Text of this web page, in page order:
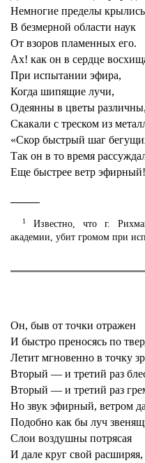
Немногие пределы крылись
В безмерной области наук
От взоров пламенных его.
Ах! как он в сердце
При испытании эфира,
Когда шипящие лучи,
Одеянны в цветы различны,
Скакали с треском из
«Скор быстрый шаг
Так он в то время
Еще быстрее ветр эфирный!
1Известно, что г.
академии, убит громом при
Он, быв от точки отражен
И быстро преносясь по
Летит мгновенно в точку
Вторый — и третий раз
Вторый — и третий раз
Но звук эфирный, ветром
Подобно как бы луч
Слои воздушны потрясая
И дале круг свой расширяя,